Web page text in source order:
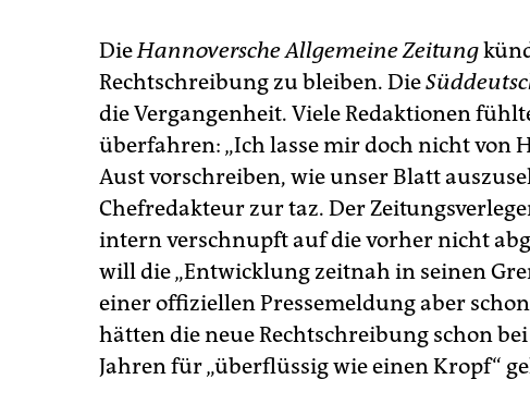
DieHannoversche Allgemeine Zeitung
Rechtschreibung zu bleiben. Die
die Vergangenheit. Viele Redaktionen
überfahren: „Ich lasse mir doch nicht von
Aust vorschreiben, wie unser Blatt
Chefredakteur zur taz. Der
intern verschnupft auf die vorher nicht
will die „Entwicklung zeitnah in seinen
einer offiziellen Pressemeldung aber
hätten die neue Rechtschreibung schon
Jahren für „überflüssig wie einen Kropf“